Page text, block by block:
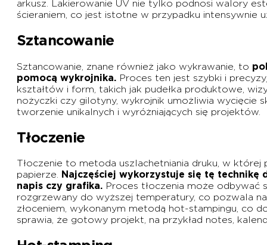
arkusz. Lakierowanie UV nie tylko podnosi walory
ścieraniem, co jest istotne w przypadku intensywnie
Sztancowanie
Sztancowanie, znane również jako wykrawanie, to
pomocą wykrojnika. Proces ten jest szybki i
kształtów i form, takich jak pudełka produktowe,
nożyczki czy gilotyny, wykrojnik umożliwia wycięcie
tworzenie unikalnych i wyróżniających się projektów.
Tłoczenie
Tłoczenie to metoda uszlachetniania druku, w
papierze. Najczęściej wykorzystuje się tę
napis czy grafika. Proces tłoczenia może odbywać
rozgrzewany do wyższej temperatury, co pozwala
złoceniem, wykonanym metodą hot-stampingu, co
sprawia, że gotowy projekt, na przykład notes,